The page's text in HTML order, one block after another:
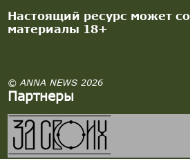
Настоящий ресурс может
материалы 18+
© ANNA NEWS 2026
Партнеры